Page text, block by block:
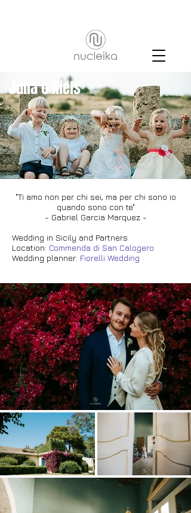
Julia e Niels
"Ti amo non per chi sei, ma per chi sono io
quando sono con te"
- Gabriel Garcia Marquez -
Wedding in Sicily and Partners
Location: Commenda di San Calogero
Wedding planner: Fiorelli Wedding